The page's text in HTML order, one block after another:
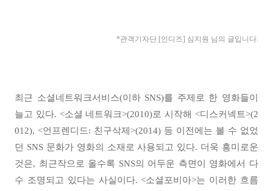
*관객기자단 [인디즈] 심지원 님의 글입니다.
최근 소셜네트워크서비스(이하 SNS)를 주제로 한 영화들이
늘고 있다. <소셜 네트워크>(2010)로 시작해 <디스커넥트>(2
012), <언프렌디드: 친구삭제>(2014) 등 이전에는 볼 수 없었
던 SNS 문화가 영화의 소재로 사용되고 있다. 더욱 흥미로운
것은, 최근작으로 올수록 SNS의 어두운 측면이 영화에서 다
수 조명되고 있다는 사실이다. <소셜포비아>는 이러한 흐름